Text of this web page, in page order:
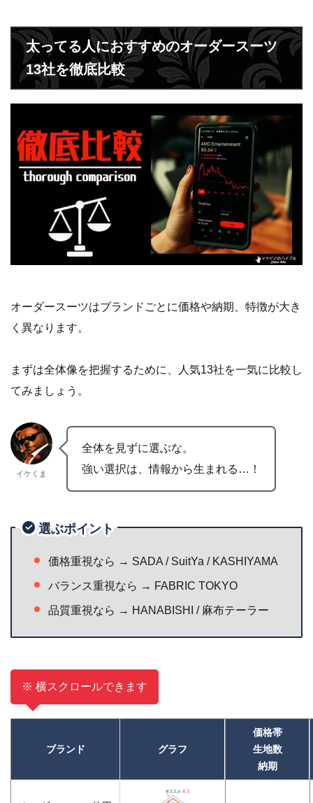
太ってる人におすすめのオーダースーツ
13社を徹底比較
オーダースーツはブランドごとに価格や納期、特徴が大き
く異なります。
まずは全体像を把握するために、人気13社を一気に比較し
てみましょう。
イケくま
全体を見ずに選ぶな。
強い選択は、情報から生まれる…！
選ぶポイント
価格重視なら → SADA / SuitYa / KASHIYAMA
バランス重視なら → FABRIC TOKYO
品質重視なら → HANABISHI / 麻布テーラー
※ 横スクロールできます
ブランド グラフ
価格帯
生地数
納期